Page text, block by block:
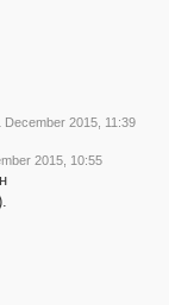
December 2015, 11:39
2015, 10:55